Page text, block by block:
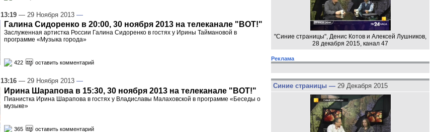
13:19 — 29 Ноября 2013 —
Галина Сидоренко в 20:00, 30 ноября 2013 на телеканале "ВОТ!"
Заслуженная артистка России Галина Сидоренко в гостях у Ирины Таймановой в
программе «Музыка города»
422 оставить комментарий
13:16 — 29 Ноября 2013 —
Ирина Шарапова в 15:30, 30 ноября 2013 на телеканале "ВОТ!"
Пианистка Ирина Шарапова в гостях у Владиславы Малаховской в программе «Беседы о
музыке»
365 оставить комментарий
"Синие страницы", Денис Котов и Алексей Лушников,
28 декабря 2015, канал 47
Реклама
Синие страницы — 29 Декабря 2015